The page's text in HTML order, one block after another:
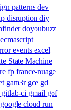
patterns dev
disruption diy
doyoubuzz
ecmascript
events excel
State Machine
fp france-nuage
gam3r gce gd
gitlab-ci gmail gof
google cloud run